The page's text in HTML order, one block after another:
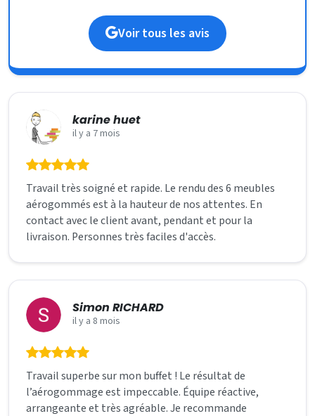
Voir tous les avis
karine huet
il y a 7 mois
Travail très soigné et rapide. Le rendu des 6 meubles
aérogommés est à la hauteur de nos attentes. En
contact avec le client avant, pendant et pour la
livraison. Personnes très faciles d'accès.
Simon RICHARD
il y a 8 mois
Travail superbe sur mon buffet ! Le résultat de
l’aérogommage est impeccable. Équipe réactive,
arrangeante et très agréable. Je recommande